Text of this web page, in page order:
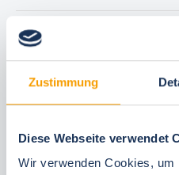
Zustimmung
Diese Webseite verwendet
Wir verwenden Cookies, um
25 Bewertungen
Bestpreis-Garantie